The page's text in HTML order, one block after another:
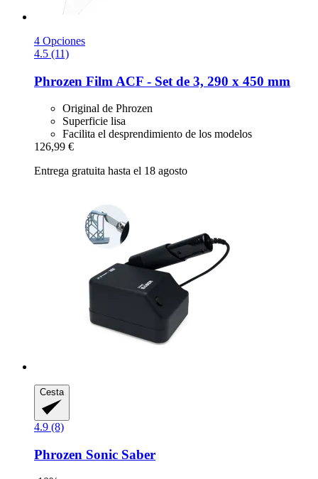
4 Opciones
4.5 (11)
Phrozen Film ACF -​ Set de 3, 290 x 450 mm
Original de Phrozen
Superficie lisa
Facilita el desprendimiento de los modelos
126,99 €
Entrega gratuita hasta el 18 agosto
Cesta
4.9 (8)
Phrozen Sonic Saber